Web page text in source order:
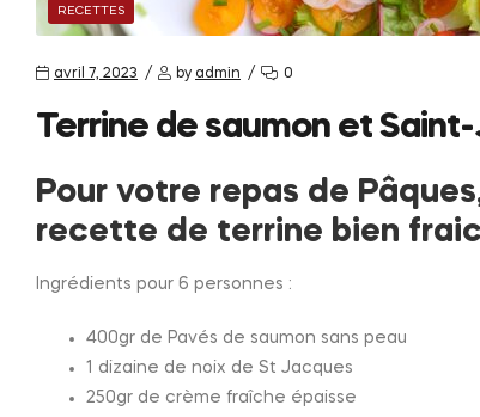
RECETTES
avril 7, 2023 by admin 0
Terrine de saumon et
Pour votre repas de
recette de terrine bien
Ingrédients pour 6 personnes :
400gr de Pavés de saumon sans peau
1 dizaine de noix de St Jacques
250gr de crème fraîche épaisse